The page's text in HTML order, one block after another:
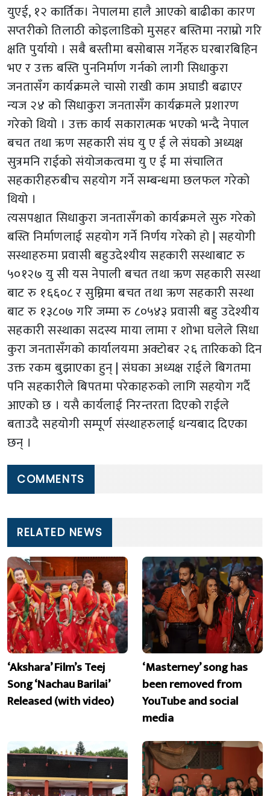
युएई, १२ कार्तिक। नेपालमा हालै आएको बाढीका कारण
सप्तरीको तिलाठी कोइलाडिको मुसहर बस्तिमा नराम्रो गरि
क्षति पुर्यायो । सबै बस्तीमा बसोबास गर्नेहरु घरबारबिहिन
भए र उक्त बस्ति पुननिर्माण गर्नको लागी सिधाकुरा
जनतासँग कार्यक्रमले चासो राखी काम अघाडी बढाएर
न्यज २४ को सिधाकुरा जनतासँग कार्यक्रमले प्रशारण
गरेको थियो । उक्त कार्य सकारात्मक भएको भन्दै नेपाल
बचत तथा ऋण सहकारी संघ यु ए ई ले संघको अध्यक्ष
सुत्रमनि राईको संयोजकत्वमा यु ए ई मा संचालित
सहकारीहरुबीच सहयोग गर्ने सम्बन्धमा छलफल गरेको
थियो ।
त्यसपश्चात सिधाकुरा जनतासँगको कार्यक्रमले सुरु गरेको
बस्ति निर्माणलाई सहयोग गर्ने निर्णय गरेको हो | सहयोगी
सस्थाहरुमा प्रवासी बहुउदेश्यीय सहकारी सस्थाबाट रु
५०१२७ यु सी यस नेपाली बचत तथा ऋण सहकारी सस्था
बाट रु १६६०८ र सुम्निमा बचत तथा ऋण सहकारी सस्था
बाट रु १३८०७ गरि जम्मा रु ८०५४३ प्रवासी बहु उदेश्यीय
सहकारी सस्थाका सदस्य माया लामा र शोभा घलेले सिधा
कुरा जनतासँगको कार्यालयमा अक्टोबर २६ तारिकको दिन
उक्त रकम बुझाएका हुन् | संघका अध्यक्ष राईले बिगतमा
पनि सहकारीले बिपतमा परेकाहरुको लागि सहयोग गर्दै
आएको छ । यसै कार्यलाई निरन्तरता दिएको राईले
बताउदै सहयोगी सम्पूर्ण संस्थाहरुलाई धन्यबाद दिएका
छन् ।
COMMENTS
RELATED NEWS
‘Akshara’ Film’s Teej
Song ‘Nachau Barilai’
Released (with video)
‘Masterney’ song has
been removed from
YouTube and social
media